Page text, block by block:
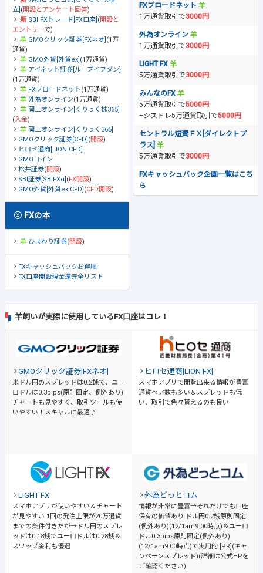
立] (開設とアンケート回答)
SBI FXトレード[FX口座] (開設と
エントリーで)
GMOクリック証券[FXネオ] (1万
通貨)
GMO外貨[外貨ex] (1万通貨)
アイネット証券[ループイフダン]
(1万通貨)
FXブロードネット(1万通貨)
外為オンライン(1万通貨)
岡三オンライン[くりっく株365]
(入金)
岡三オンライン[くりっく365]
GMOクリック証券[CFD] (開設)
ヒロセ通商[LION CFD]
GMOコイン
松井証券(開設)
SBI証券[SBIFXα] (FX開設)
GMO外貨[外貨ex CFD] (CFD開設)
FXの本
ひまわり証券(開設)
FXキャッシュバックお得順
FX口座開設現金還元全リスト
FXブロードネット
1万通貨取引で3000円
外為オンライン
1万通貨取引で3000円
LIGHT FX
5万通貨取引で3000円
みんなのFX
5万通貨取引で5000円
+シストレ5万通貨取引で5000円
セントラル短資ＦＸ[ダイレクトプ
ラス]
5万通貨取引で3000円
FXキャッシュバック企画一覧はこち
ら
羊飼いが実際に使用しているFX口座はコレ！
GMOクリック証券[FXネオ]
米ドル円のスプレッドは0.2銭で、ユー
ロドルは0.3pips(原則固定、例外あり)
チャートも見やすく、取引ツールも使
いやすい！スキャルに最適♪
ヒロセ通商[LION FX]
スマホアプリで閲覧出来る情報が豊富
通貨ペア数も多い＆スプレッドも低
い、取引で色々貰えるのも良い
LIGHT FX
スマホアプリが使いやすい＆チャート
が見やすい 1回の発注上限が20万通貨
までの条件付きだが→ドル円のスプレ
ッドは0.18銭でユーロドルは0.28銭＆
スワップ金利も優遇
外為どっとコム
情報が非常に豊富→それだけでも口座
保有の価値あり
ドル円0.2銭原則固定
(例外あり)(12/1am9:00時点)＆ユーロ
ドル0.3pips原則固定(例外あり)
(12/1am9:00時点)で実用的 [PR](キャ
ンペーンスプレッド)(詳細は公式HPを
ご確認ください)